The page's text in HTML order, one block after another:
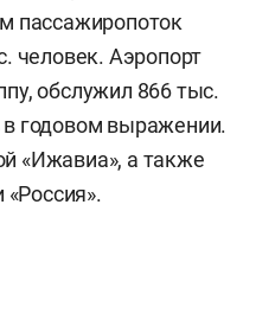
пассажиропоток
человек. Аэропорт
обслужил 866 тыс.
годовом выражении.
«Ижавиа», а также
«Россия».